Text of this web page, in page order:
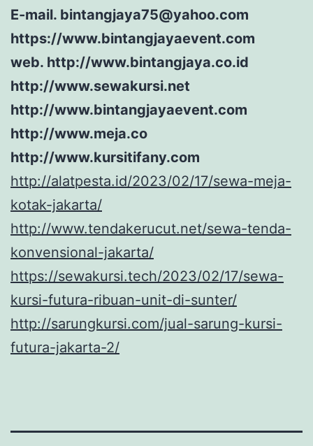
E-mail. bintangjaya75@yahoo.com
https://www.bintangjayaevent.com
web. http://www.bintangjaya.co.id
http://www.sewakursi.net
http://www.bintangjayaevent.com
http://www.meja.co
http://www.kursitifany.com
http://alatpesta.id/2023/02/17/sewa-meja-
kotak-jakarta/
http://www.tendakerucut.net/sewa-tenda-
konvensional-jakarta/
https://sewakursi.tech/2023/02/17/sewa-
kursi-futura-ribuan-unit-di-sunter/
http://sarungkursi.com/jual-sarung-kursi-
futura-jakarta-2/